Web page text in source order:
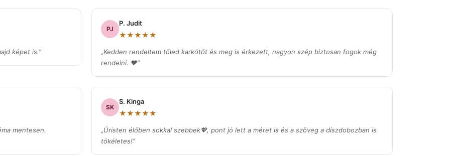
képet is.”
PJ
P. Judit
★★★★★
„Kedden rendeltem tőled karkötőt és meg is érkezett, nagyon szép biztosan fogok még
rendelni. ❤️”
mentesen.
SK
S. Kinga
★★★★★
„Úristen élőben sokkal szebbek💖, pont jó lett a méret is és a szöveg a díszdobozban is
tökéletes!”